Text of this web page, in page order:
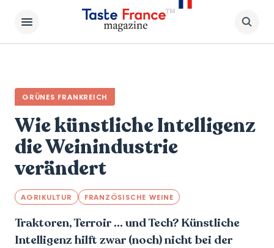
GRÜNES FRANKREICH
Wie künstliche Intelligenz
die Weinindustrie
verändert
AGRIKULTUR FRANZÖSISCHE WEINE
Traktoren, Terroir ... und Tech? Künstliche
Intelligenz hilft zwar (noch) nicht bei der